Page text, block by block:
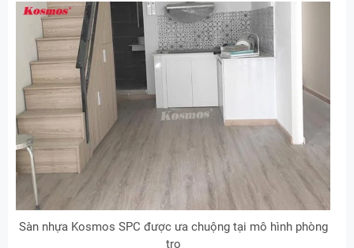
Sàn nhựa Kosmos SPC được ưa chuộng tại mô hình phòng
trọ